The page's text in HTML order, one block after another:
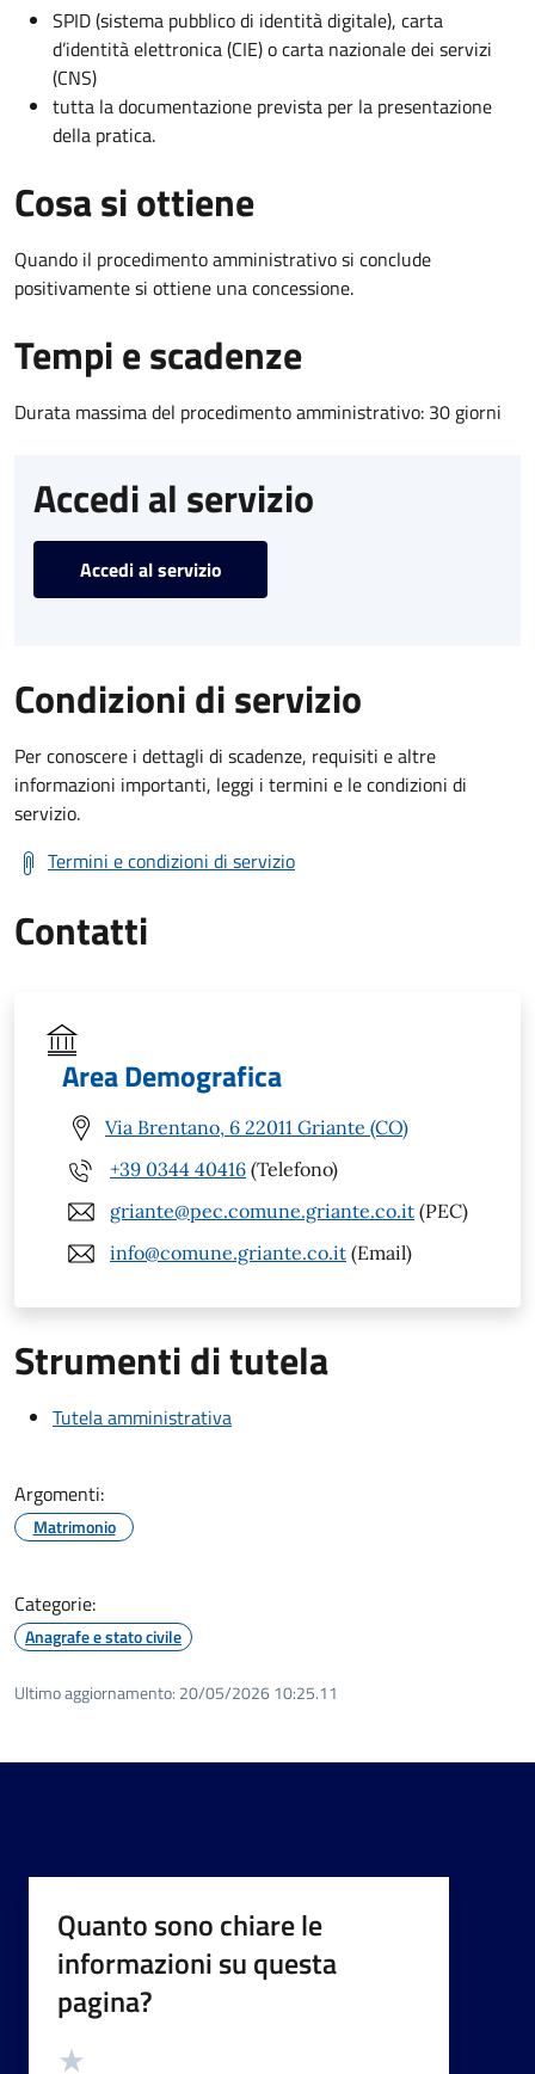
SPID (sistema pubblico di identità digitale), carta
d’identità elettronica (CIE) o carta nazionale dei servizi
(CNS)
tutta la documentazione prevista per la presentazione
della pratica.
Cosa si ottiene
Quando il procedimento amministrativo si conclude
positivamente si ottiene una concessione.
Tempi e scadenze
Durata massima del procedimento amministrativo: 30 giorni
Accedi al servizio
Accedi al servizio
Condizioni di servizio
Per conoscere i dettagli di scadenze, requisiti e altre
informazioni importanti, leggi i termini e le condizioni di
servizio.
Termini e condizioni di servizio
Contatti
Area Demografica
Via Brentano, 6 22011 Griante (CO)
+39 0344 40416 (Telefono)
griante@pec.comune.griante.co.it (PEC)
info@comune.griante.co.it (Email)
Strumenti di tutela
Tutela amministrativa
Argomenti:
Matrimonio
Categorie:
Anagrafe e stato civile
Ultimo aggiornamento: 20/05/2026 10:25.11
Quanto sono chiare le
informazioni su questa
pagina?
Valutazione